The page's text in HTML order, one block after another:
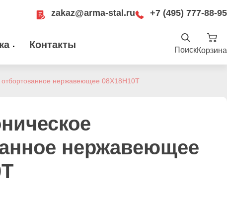
zakaz@arma-stal.ru +7 (495) 777-88-95
Контакты ПоискКорзина
отбортованное нержавеющее 08Х18Н10Т
нержавеющее